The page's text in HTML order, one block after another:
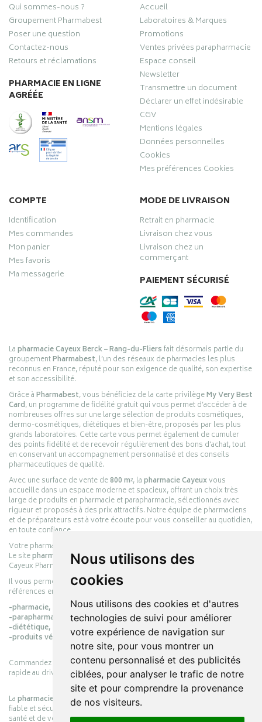
Nous utilisons des
cookies
Nous utilisons des cookies et d'autres
technologies de suivi pour améliorer
votre expérience de navigation sur
notre site, pour vous montrer un
contenu personnalisé et des publicités
ciblées, pour analyser le trafic de notre
site et pour comprendre la provenance
de nos visiteurs.
Qui sommes-nous ?
Groupement Pharmabest
Poser une question
Contactez-nous
Retours et réclamations
PHARMACIE EN LIGNE
AGRÉÉE
Accueil
Laboratoires & Marques
Promotions
Ventes privées parapharmacie
Espace conseil
Newsletter
Transmettre un document
Déclarer un effet indésirable
CGV
Mentions légales
Données personnelles
Cookies
Mes préférences Cookies
COMPTE
Identification
Mes commandes
Mon panier
Mes favoris
Ma messagerie
MODE DE LIVRAISON
Retrait en pharmacie
Livraison chez vous
Livraison chez un
commerçant
PAIEMENT SÉCURISÉ
Lapharmacie Cayeux Berck – Rang-du-Fliersfait désormais partie du
groupementPharmabest, l’un des réseaux de pharmacies les plus
reconnus en France, réputé pour son exigence de qualité, son expertise
et son accessibilité.
Grâce àPharmabest, vous bénéficiez de la carte privilègeMy Very Best
Card, un programme de fidélité gratuit qui vous permet d’accéder à de
nombreuses offres sur une large sélection de produits cosmétiques,
dermo-cosmétiques, diététiques et bien-être, proposés par les plus
grands laboratoires. Cette carte vous permet également de cumuler
des points fidélité et de recevoir régulièrement des bons d’achat, tout
en conservant un accompagnement personnalisé et des conseils
pharmaceutiques de qualité.
Avec une surface de vente de800 m², lapharmacie Cayeuxvous
accueille dans un espace moderne et spacieux, offrant un choix très
large de produits en pharmacie et parapharmacie, sélectionnés avec
rigueur et proposés à des prix attractifs. Notre équipe de pharmaciens
et de préparateurs est à votre écoute pour vous conseiller au quotidien,
en toute confiance.
Votre pharmacie en ligne :
Le sitepharmacie-cayeux.frest le prolongement digital de la pharmacie
Cayeux Pharmabest Berck-sur-Mer – Rang-du-Fliers.
Il vous permet de réaliser vos achats en ligne parmi des milliers de
références en :
-pharmacie,
-parapharmacie,
-diététique,
-produits vétérinaires.
Commandez simplement vos produits en ligne et choisissez le retrait
rapide au drive ou la livraison à domicile, en toute simplicité.
Lapharmacie Cayeuxs’engage à vous offrir une expérience pratique,
fiable et sécurisée, en officine comme en ligne, au service de votre
santé et de votre bien-être.